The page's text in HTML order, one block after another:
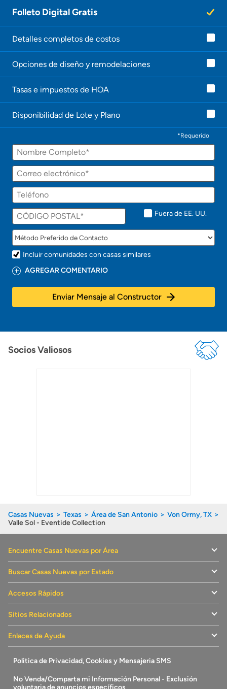
n
e
e
c
t
r
á
r
n
t
!
Folleto Digital Gratis
Detalles completos de costos
Opciones de diseño y remodelaciones
Tasas e impuestos de HOA
Disponibilidad de Lote y Plano
*Requerido
Nombre
Correo
electrónico
Teléfono
Fuera de EE. UU.
Incluir comunidades con casas similares
AGREGAR COMENTARIO
Enviar Mensaje al Constructor
Socios Valiosos
Casas Nuevas Texas Área de San Antonio
Von Ormy, TX
Valle Sol - Eventide Collection
Encuentre Casas Nuevas por Área
Buscar Casas Nuevas por Estado
Accesos Rápidos
Sitios Relacionados
Enlaces de Ayuda
Politica de Privacidad, Cookies y Mensajeria SMS
No Venda/Comparta mi Información Personal - Exclusión
voluntaria de anuncios específicos